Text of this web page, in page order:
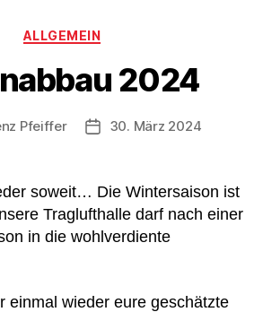
Kategorien
ALLGEMEIN
2024
Pfeiffer Veröffentlichungsdatum
30. März 2024
soweit… Die Wintersaison ist
Traglufthalle darf nach einer
in die wohlverdiente
einmal wieder eure geschätzte